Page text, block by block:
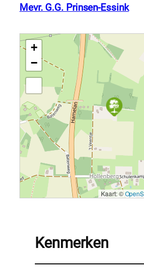
Mevr. G.G. Prinsen-Essink
+
−
Kaart: ©
Kenmerken